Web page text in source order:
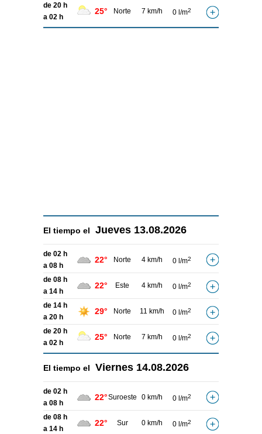
de 20 h
a 02 h
25° Norte 7 km/h 0 l/m2
El tiempo el Jueves 13.08.2026
de 02 h
a 08 h
22° Norte 4 km/h 0 l/m2
de 08 h
a 14 h
22° Este 4 km/h 0 l/m2
de 14 h
a 20 h
29° Norte 11 km/h 0 l/m2
de 20 h
a 02 h
25° Norte 7 km/h 0 l/m2
El tiempo el Viernes 14.08.2026
de 02 h
a 08 h
22°Suroeste 0 km/h 0 l/m2
de 08 h
a 14 h
22° Sur 0 km/h 0 l/m2